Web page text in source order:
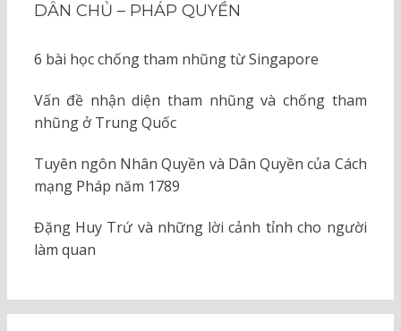
DÂN CHỦ – PHÁP QUYỀN
6 bài học chống tham nhũng từ Singapore
Vấn đề nhận diện tham nhũng và chống tham
nhũng ở Trung Quốc
Tuyên ngôn Nhân Quyền và Dân Quyền của Cách
mạng Pháp năm 1789
Đặng Huy Trứ và những lời cảnh tỉnh cho người
làm quan